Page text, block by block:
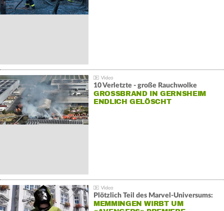
10 Verletzte - große Rauchwolke
GROSSBRAND IN GERNSHEIM E
NDLICH GELÖSCHT
Plötzlich Teil des Marvel-Universums:
MEMMINGEN WIRBT UM